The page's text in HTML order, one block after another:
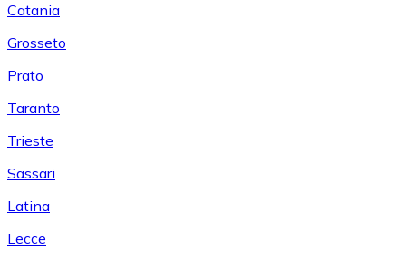
Catania
Grosseto
Prato
Taranto
Trieste
Sassari
Latina
Lecce